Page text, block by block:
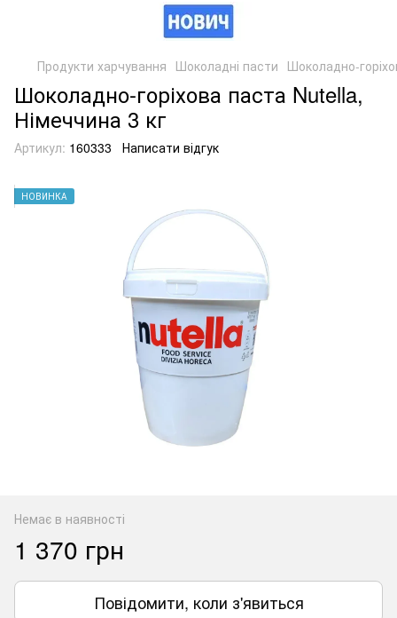
Продукти харчування Шоколадні пасти Шоколадно-
Шоколадно-горіхова паста Nutella,
Німеччина 3 кг
Артикул: 160333 Написати відгук
НОВИНКА
Немає в наявності
1 370 грн
Повідомити, коли з'явиться